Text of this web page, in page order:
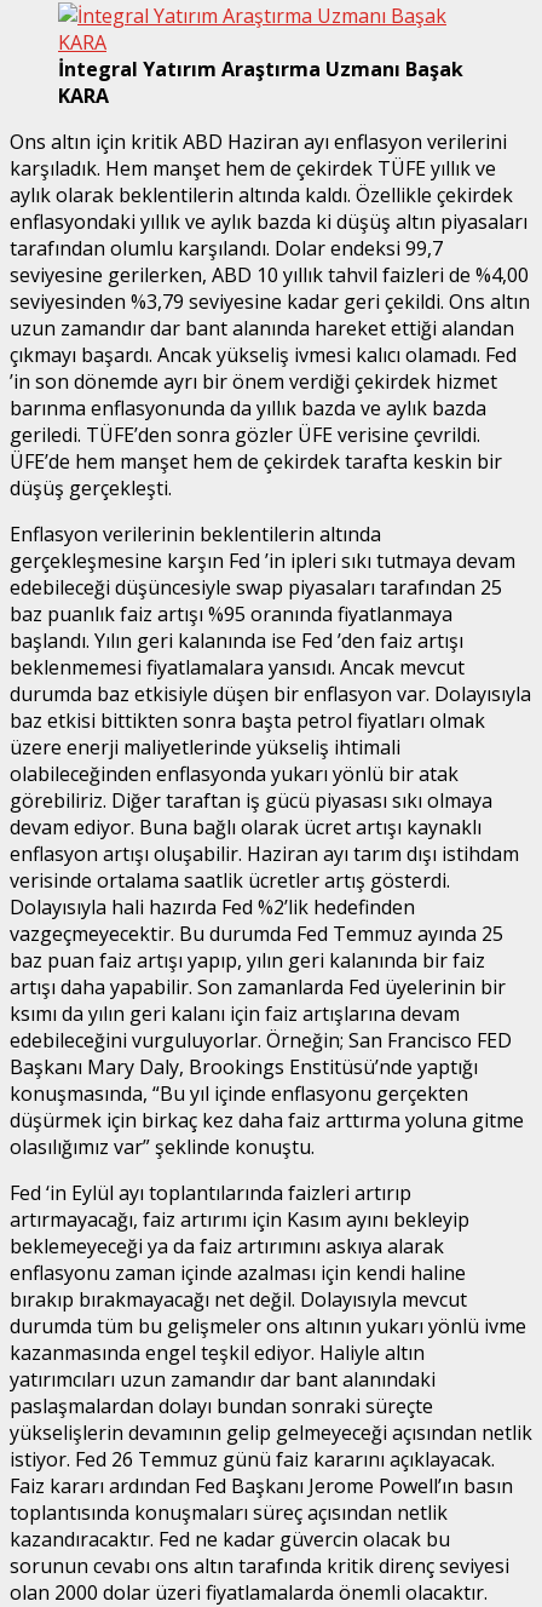
İntegral Yatırım Araştırma Uzmanı Başak
KARA
Ons altın için kritik ABD Haziran ayı enflasyon verilerini
karşıladık. Hem manşet hem de çekirdek TÜFE yıllık ve
aylık olarak beklentilerin altında kaldı. Özellikle çekirdek
enflasyondaki yıllık ve aylık bazda ki düşüş altın piyasaları
tarafından olumlu karşılandı. Dolar endeksi 99,7
seviyesine gerilerken, ABD 10 yıllık tahvil faizleri de %4,00
seviyesinden %3,79 seviyesine kadar geri çekildi. Ons altın
uzun zamandır dar bant alanında hareket ettiği alandan
çıkmayı başardı. Ancak yükseliş ivmesi kalıcı olamadı. Fed
’in son dönemde ayrı bir önem verdiği çekirdek hizmet
barınma enflasyonunda da yıllık bazda ve aylık bazda
geriledi. TÜFE’den sonra gözler ÜFE verisine çevrildi.
ÜFE’de hem manşet hem de çekirdek tarafta keskin bir
düşüş gerçekleşti.
Enflasyon verilerinin beklentilerin altında
gerçekleşmesine karşın Fed ’in ipleri sıkı tutmaya devam
edebileceği düşüncesiyle swap piyasaları tarafından 25
baz puanlık faiz artışı %95 oranında fiyatlanmaya
başlandı. Yılın geri kalanında ise Fed ’den faiz artışı
beklenmemesi fiyatlamalara yansıdı. Ancak mevcut
durumda baz etkisiyle düşen bir enflasyon var. Dolayısıyla
baz etkisi bittikten sonra başta petrol fiyatları olmak
üzere enerji maliyetlerinde yükseliş ihtimali
olabileceğinden enflasyonda yukarı yönlü bir atak
görebiliriz. Diğer taraftan iş gücü piyasası sıkı olmaya
devam ediyor. Buna bağlı olarak ücret artışı kaynaklı
enflasyon artışı oluşabilir. Haziran ayı tarım dışı istihdam
verisinde ortalama saatlik ücretler artış gösterdi.
Dolayısıyla hali hazırda Fed %2’lik hedefinden
vazgeçmeyecektir. Bu durumda Fed Temmuz ayında 25
baz puan faiz artışı yapıp, yılın geri kalanında bir faiz
artışı daha yapabilir. Son zamanlarda Fed üyelerinin bir
ksımı da yılın geri kalanı için faiz artışlarına devam
edebileceğini vurguluyorlar. Örneğin; San Francisco FED
Başkanı Mary Daly, Brookings Enstitüsü’nde yaptığı
konuşmasında, “Bu yıl içinde enflasyonu gerçekten
düşürmek için birkaç kez daha faiz arttırma yoluna gitme
olasılığımız var” şeklinde konuştu.
Fed ‘in Eylül ayı toplantılarında faizleri artırıp
artırmayacağı, faiz artırımı için Kasım ayını bekleyip
beklemeyeceği ya da faiz artırımını askıya alarak
enflasyonu zaman içinde azalması için kendi haline
bırakıp bırakmayacağı net değil. Dolayısıyla mevcut
durumda tüm bu gelişmeler ons altının yukarı yönlü ivme
kazanmasında engel teşkil ediyor. Haliyle altın
yatırımcıları uzun zamandır dar bant alanındaki
paslaşmalardan dolayı bundan sonraki süreçte
yükselişlerin devamının gelip gelmeyeceği açısından netlik
istiyor. Fed 26 Temmuz günü faiz kararını açıklayacak.
Faiz kararı ardından Fed Başkanı Jerome Powell’ın basın
toplantısında konuşmaları süreç açısından netlik
kazandıracaktır. Fed ne kadar güvercin olacak bu
sorunun cevabı ons altın tarafında kritik direnç seviyesi
olan 2000 dolar üzeri fiyatlamalarda önemli olacaktır.